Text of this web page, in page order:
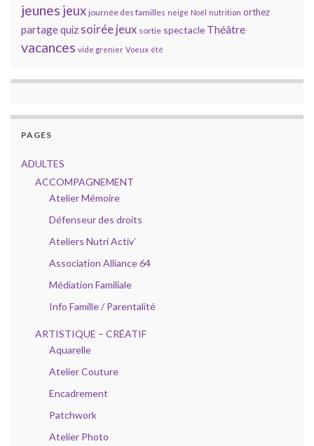
jeunes jeux journée des familles neige Noël nutrition orthez
partagequiz soirée jeux sortie spectacle Théâtre
vacances vide grenier Voeux été
PAGES
ADULTES
ACCOMPAGNEMENT
Atelier Mémoire
Défenseur des droits
Ateliers Nutri Activ’
Association Alliance 64
Médiation Familiale
Info Famille / Parentalité
ARTISTIQUE – CRÉATIF
Aquarelle
Atelier Couture
Encadrement
Patchwork
Atelier Photo